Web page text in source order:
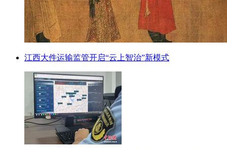
江西大件运输监管开启“云上智治”新模式